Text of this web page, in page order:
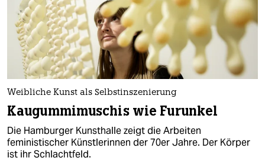
Weibliche Kunst als Selbstinszenierung
Kaugummimuschis wie Furunkel
Die Hamburger Kunsthalle zeigt die Arbeiten
feministischer Künstlerinnen der 70er Jahre. Der Körper
ist ihr Schlachtfeld.